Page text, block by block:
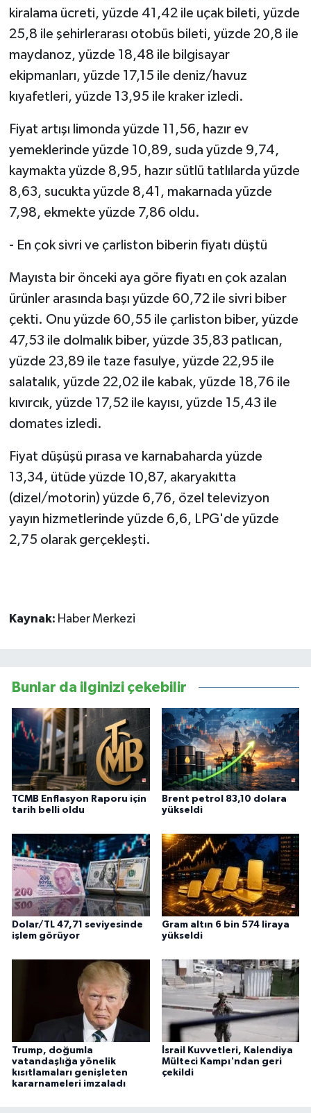
kiralama ücreti, yüzde 41,42 ile uçak bileti, yüzde
25,8 ile şehirlerarası otobüs bileti, yüzde 20,8 ile
maydanoz, yüzde 18,48 ile bilgisayar
ekipmanları, yüzde 17,15 ile deniz/havuz
kıyafetleri, yüzde 13,95 ile kraker izledi.
Fiyat artışı limonda yüzde 11,56, hazır ev
yemeklerinde yüzde 10,89, suda yüzde 9,74,
kaymakta yüzde 8,95, hazır sütlü tatlılarda yüzde
8,63, sucukta yüzde 8,41, makarnada yüzde
7,98, ekmekte yüzde 7,86 oldu.
- En çok sivri ve çarliston biberin fiyatı düştü
Mayısta bir önceki aya göre fiyatı en çok azalan
ürünler arasında başı yüzde 60,72 ile sivri biber
çekti. Onu yüzde 60,55 ile çarliston biber, yüzde
47,53 ile dolmalık biber, yüzde 35,83 patlıcan,
yüzde 23,89 ile taze fasulye, yüzde 22,95 ile
salatalık, yüzde 22,02 ile kabak, yüzde 18,76 ile
kıvırcık, yüzde 17,52 ile kayısı, yüzde 15,43 ile
domates izledi.
Fiyat düşüşü pırasa ve karnabaharda yüzde
13,34, ütüde yüzde 10,87, akaryakıtta
(dizel/motorin) yüzde 6,76, özel televizyon
yayın hizmetlerinde yüzde 6,6, LPG'de yüzde
2,75 olarak gerçekleşti.
Kaynak: Haber Merkezi
Bunlar da ilginizi çekebilir
TCMB Enflasyon Raporu için
tarih belli oldu
Brent petrol 83,10 dolara
yükseldi
Dolar/TL 47,71 seviyesinde
işlem görüyor
Gram altın 6 bin 574 liraya
yükseldi
Trump, doğumla
vatandaşlığa yönelik
kısıtlamaları genişleten
kararnameleri imzaladı
İsrail Kuvvetleri, Kalendiya
Mülteci Kampı'ndan geri
çekildi